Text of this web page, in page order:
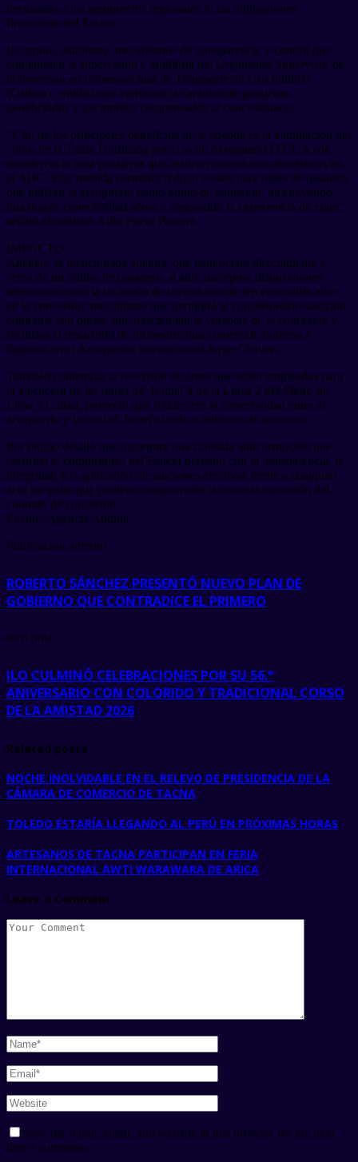
destinadas a los aeropuertos regionales ni las obligaciones
financieras del Estado.
Incorpora, asimismo, mecanismos de transparencia y control que
contemplan la supervisión y auditoría del Organismo Supervisor de
la Inversión en Infraestructura de Transporte de Uso Público
(Ositran), entidad que verificará la cantidad de pasajeros
beneficiados y los montos compensados al concesionario.
“Uno de los principales beneficios de la adenda es la eliminación del
cobro de la Tarifa Unificada por Uso de Aeropuerto (TUUA) de
transferencia para pasajeros que realizan conexiones domésticas en
el AIJC. Esta medida permitirá reducir costos para miles de usuarios
que utilizan el aeropuerto como punto de conexión, incentivando
una mayor conectividad aérea y mejorando la experiencia de viaje”,
señaló el ministro Aldo Prieto Barrera.
IMPACTO
Además, la mencionada adenda, que beneficiará directamente a
cerca de un millón de pasajeros al año, incorpora disposiciones
relevantes como la inclusión de inversiones de terceros calificados
en la concesión, mecanismo que permitirá al concesionario suscribir
contratos con plazos que trasciendan la vigencia de la concesión y
facilitará el desarrollo de infraestructura comercial, hotelera y
logística en el Aeropuerto Internacional Jorge Chávez.
También contempla la reversión de áreas que serán empleadas para
la ejecución de las obras del Ramal 4 de la Línea 2 del Metro de
Lima y Callao, proyecto que fortalecerá la conectividad entre el
aeropuerto y la ciudad, beneficiando a millones de usuarios.
Por último detalló que incorpora una cláusula anticorrupción que
reafirma el compromiso del Estado peruano con la transparencia, la
integridad y la aplicación de sanciones efectivas frente a cualquier
acto irregular que pudiera comprometer la correcta ejecución del
contrato de concesión.
Fuente: Agencia Andina
Publicación anterior
ROBERTO SÁNCHEZ PRESENTÓ NUEVO PLAN DE
GOBIERNO QUE CONTRADICE EL PRIMERO
next post
ILO CULMINÓ CELEBRACIONES POR SU 56.°
ANIVERSARIO CON COLORIDO Y TRADICIONAL CORSO
DE LA AMISTAD 2026
Related posts
NOCHE INOLVIDABLE EN EL RELEVO DE PRESIDENCIA DE LA
CÁMARA DE COMERCIO DE TACNA
TOLEDO ESTARÍA LLEGANDO AL PERÚ EN PRÓXIMAS HORAS
ARTESANOS DE TACNA PARTICIPAN EN FERIA
INTERNACIONAL AWTI WARAWARA DE ARICA
Leave a Comment
Save my name, email, and website in this browser for the next
time I comment.